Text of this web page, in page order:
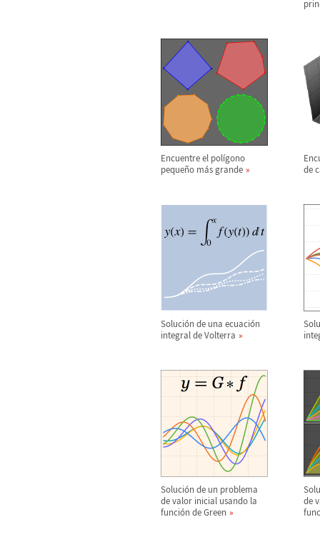
Encuentre el polígono
pequeño más grande
de
Solución de una ecuación
integral de Volterra
Solución de un problema
de valor inicial usando la
función de Green
de